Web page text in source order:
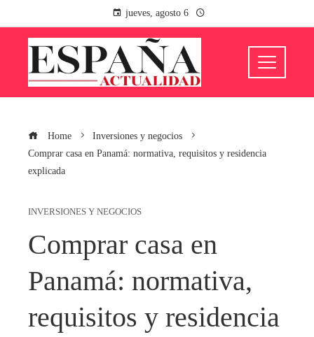
jueves, agosto 6
Home
Inversiones y negocios
Comprar casa en Panamá: normativa, requisitos y residencia
explicada
INVERSIONES Y NEGOCIOS
Comprar casa en
Panamá: normativa,
requisitos y residencia